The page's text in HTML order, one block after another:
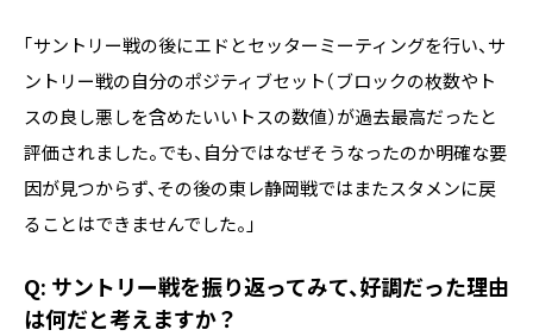
「サントリー戦の後にエドとセッターミーティングを行い、サ
ントリー戦の自分のポジティブセット（ブロックの枚数やト
スの良し悪しを含めたいいトスの数値）が過去最高だったと
評価されました。でも、自分ではなぜそうなったのか明確な要
因が見つからず、その後の東レ静岡戦ではまたスタメンに戻
ることはできませんでした。」
Q: サントリー戦を振り返ってみて、好調だった理由
は何だと考えますか？